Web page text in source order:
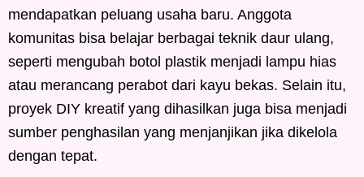
mendapatkan peluang usaha baru. Anggota
komunitas bisa belajar berbagai teknik daur ulang,
seperti mengubah botol plastik menjadi lampu hias
atau merancang perabot dari kayu bekas. Selain itu,
proyek DIY kreatif yang dihasilkan juga bisa menjadi
sumber penghasilan yang menjanjikan jika dikelola
dengan tepat.